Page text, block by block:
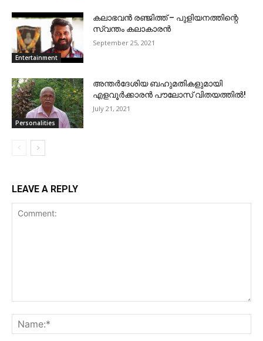
Entertainment
കലാഭവൻ രഞ്ജിത്ത് – പുളിയനത്തിന്റെ
സ്വന്തം കലാകാരൻ
September 25, 2021
Personalities
അന്തർദേശിയ ബഹുമതികളുമായി
എളവൂർക്കാരൻ പൗലോസ് വിതയത്തിൽ!
July 21, 2021
LEAVE A REPLY